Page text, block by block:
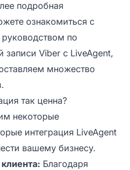
подробная
ознакомиться с
по
записи Viber с LiveAgent,
множество
так ценна?
некоторые
интеграция LiveAgent
вашему бизнесу.
Благодаря